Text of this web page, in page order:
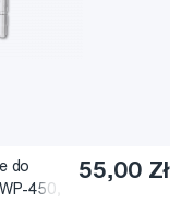
do
450,
55,00 Zł